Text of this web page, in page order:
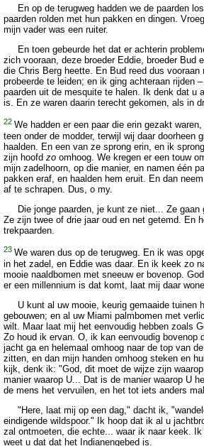
En op de terugweg hadden we de paarden
paarden rolden met hun pakken en dingen.
mijn vader was een ruiter.
En toen gebeurde het dat er achterin
zich vooraan, deze broeder Eddie, broeder Bud
die Chris Berg heette. En Bud reed dus vooraan
probeerde te leiden; en ik ging achteraan rijden
paarden uit de mesquite te halen. Ik denk dat u
is. En ze waren daarin terecht gekomen, als in
22 We hadden er een paar die erin gezakt
teen onder de modder, terwijl wij daar doorheen
haalden. En een van ze sprong erin, en ik
zijn hoofd zo omhoog. We kregen er een touw
mijn zadelhoorn, op die manier, en namen één
pakken eraf, en haalden hem eruit. En dan
af te schrapen. Dus, o my.
Die jonge paarden, je kunt ze niet... Ze gaan
Ze zijn twee of drie jaar oud en net getemd. En
trekpaarden.
23 We waren dus op de terugweg. En ik was
in het zadel, en Eddie was daar. En ik keek zo
mooie naaldbomen met sneeuw er bovenop.
er een millennium is dat komt, laat mij daar
U kunt al uw mooie, keurig gemaaide tuinen
gebouwen; en al uw Miami palmbomen met
wilt. Maar laat mij het eenvoudig hebben zoals
Zo houd ik ervan. O, ik kan eenvoudig bovenop
jacht ga en helemaal omhoog naar de top van
zitten, en dan mijn handen omhoog steken en
kijk, denk ik: "God, dit moet de wijze zijn
manier waarop U... Dat is de manier waarop U
de mens het vervuilen, en het tot iets anders
"Here, laat mij op een dag," dacht ik,
eindigende wildspoor." Ik hoop dat ik al u
zal ontmoeten, die echte... waar ik naar keek.
weet u dat dat het Indianengebed is.